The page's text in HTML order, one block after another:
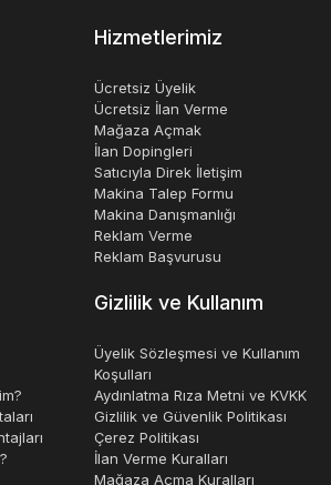
Hizmetlerimiz
Ücretsiz Üyelik
Ücretsiz İlan Verme
Mağaza Açmak
İlan Dopingleri
Satıcıyla Direk İletişim
Makina Talep Formu
Makina Danışmanlığı
Reklam Verme
Reklam Başvurusu
Gizlilik ve Kullanım
Üyelik Sözleşmesi ve Kullanım
Koşulları
Aydınlatma Rıza Metni ve KVKK
Gizlilik ve Güvenlik Politikası
Çerez Politikası
İlan Verme Kuralları
Mağaza Açma Kuralları